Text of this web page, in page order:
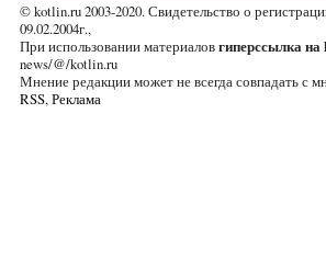
© kotlin.ru 2003-2020. Свидетельство о
09.02.2004г.,
При использовании материаловгиперссылка на
news/@/kotlin.ru
Мнение редакции может не всегда совпадать с
RSS,Реклама